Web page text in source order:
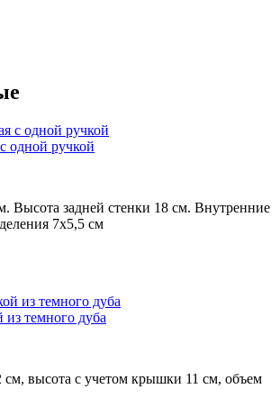
одной ручкой
Высота задней стенки 18 см. Внутренние
7x5,5 см
темного дуба
см, высота с учетом крышки 11 см, объем